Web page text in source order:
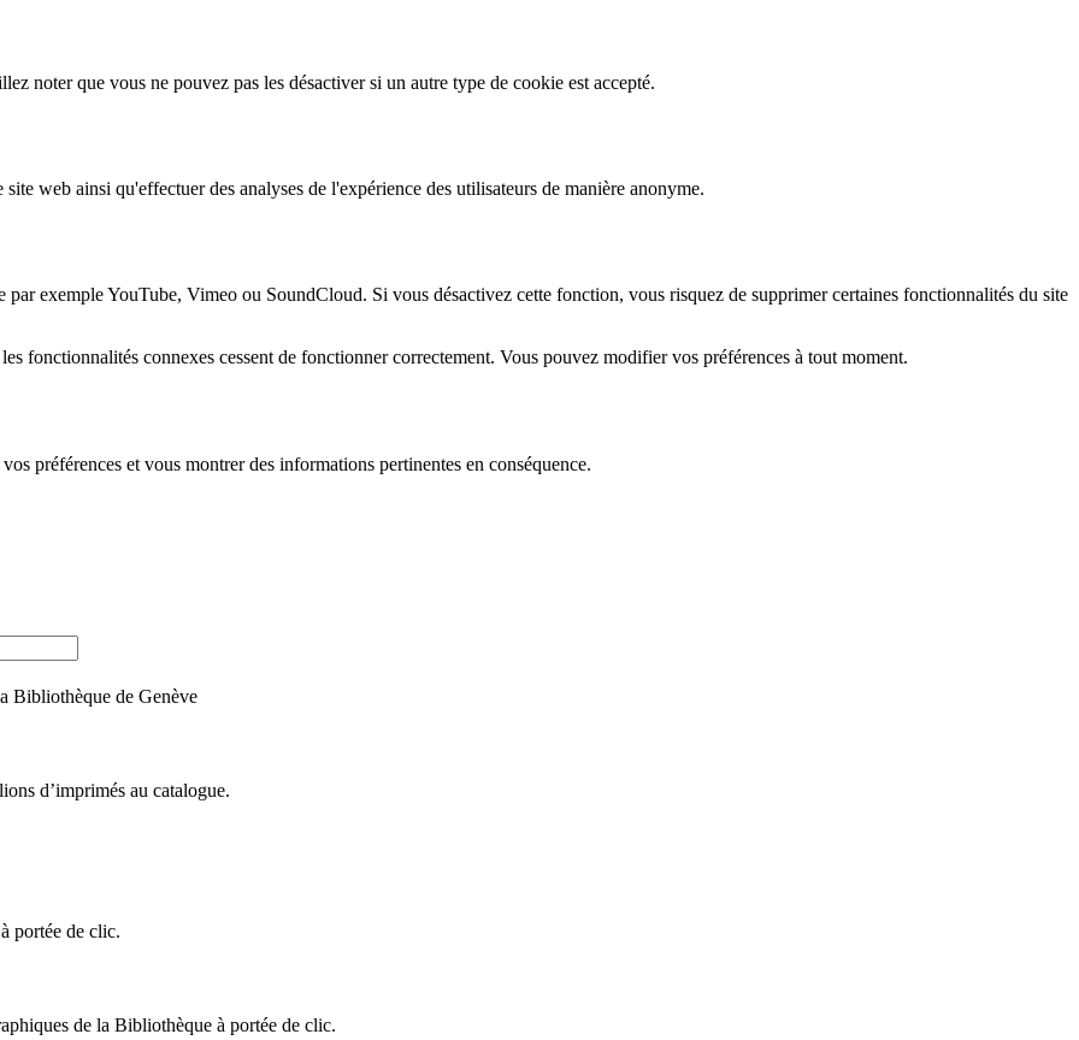
noter que vous ne pouvez pas les désactiver si un autre type de cookie est accepté.
web ainsi qu'effectuer des analyses de l'expérience des utilisateurs de manière anonyme.
exemple YouTube, Vimeo ou SoundCloud. Si vous désactivez cette fonction, vous risquez de supprimer certaines fonctionnalités du site
fonctionnalités connexes cessent de fonctionner correctement. Vous pouvez modifier vos préférences à tout moment.
préférences et vous montrer des informations pertinentes en conséquence.
Bibliothèque de Genève
d’imprimés au catalogue.
portée de clic.
de la Bibliothèque à portée de clic.